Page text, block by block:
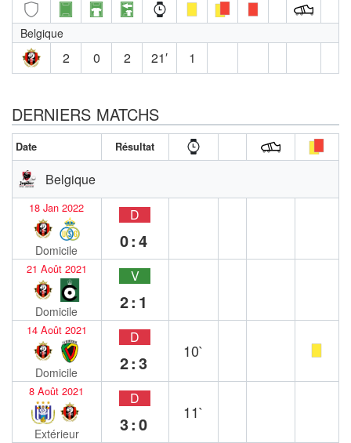
Belgique
2 0 2 21′ 1
DERNIERS MATCHS
Date Résultat
Belgique
18 Jan 2022
Domicile
D
0:4
21 Août 2021
Domicile
V
2:1
14 Août 2021
Domicile
D
2:3
10`
8 Août 2021
Extérieur
D
3:0
11`